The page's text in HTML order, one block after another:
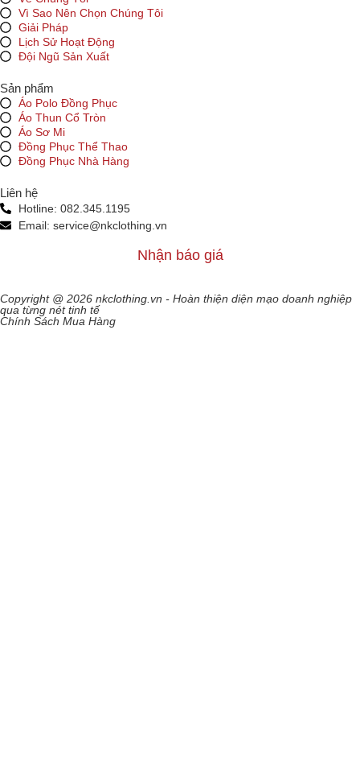
Vì Sao Nên Chọn Chúng Tôi
Giải Pháp
Lịch Sử Hoạt Động
Đội Ngũ Sản Xuất
Sản phẩm
Áo Polo Đồng Phục
Áo Thun Cổ Tròn
Áo Sơ Mi
Đồng Phục Thể Thao
Đồng Phục Nhà Hàng
Liên hệ
Hotline: 082.345.1195
Email: service@nkclothing.vn
Nhận báo giá
Copyright @ 2026 nkclothing.vn - Hoàn thiện diện mạo doanh nghiệp
qua từng nét tinh tế
Chính Sách Mua Hàng